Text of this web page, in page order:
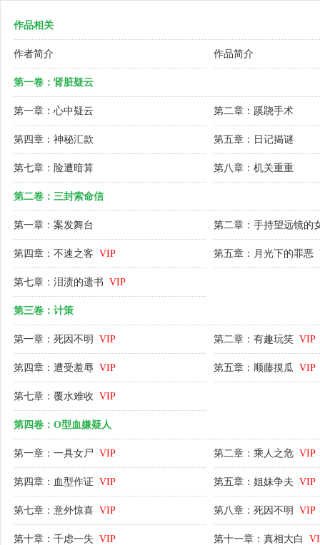
作品相关
作者简介 作品简介
第一卷：肾脏疑云
第一章：心中疑云 第二章：蹊跷手术
第四章：神秘汇款 第五章：日记揭谜
第七章：险遭暗算 第八章：机关重重
第二卷：三封索命信
第一章：案发舞台 第二章：手持望远镜的
第四章：不速之客 VIP 第五章：月光下的罪恶
第七章：泪渍的遗书 VIP
第三卷：计策
第一章：死因不明 VIP 第二章：有趣玩笑 VIP
第四章：遭受羞辱 VIP 第五章：顺藤摸瓜 VIP
第七章：覆水难收 VIP
第四卷：O型血嫌疑人
第一章：一具女尸 VIP 第二章：乘人之危 VIP
第四章：血型作证 VIP 第五章：姐妹争夫 VIP
第七章：意外惊喜 VIP 第八章：死因不明 VIP
第十章：千虑一失 VIP 第十一章：真相大白